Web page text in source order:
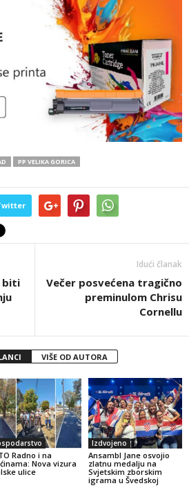
PP VELIKA GORICA
biti
Idući članak
Večer posvećena tragično
preminulom Chrisu
Cornellu
VIŠE OD AUTORA
Radno i na
Nova vizura
ulice
Izdvojeno
Ansambl Jane osvojio
zlatnu medalju na
Svjetskim zborskim
igrama u Švedskoj